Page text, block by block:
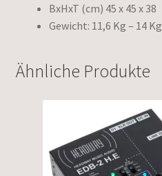
BxHxT (cm) 45 x 45 x 38
Gewicht: 11,6 Kg – 14 Kg
Ähnliche Produkte